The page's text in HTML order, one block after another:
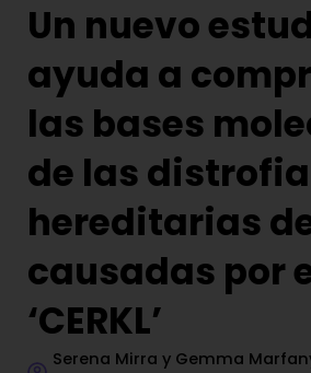
Un nuevo
ayuda a
las bases
de las
hereditarias
causadas por
‘CERKL’
Serena Mirra y Gemma